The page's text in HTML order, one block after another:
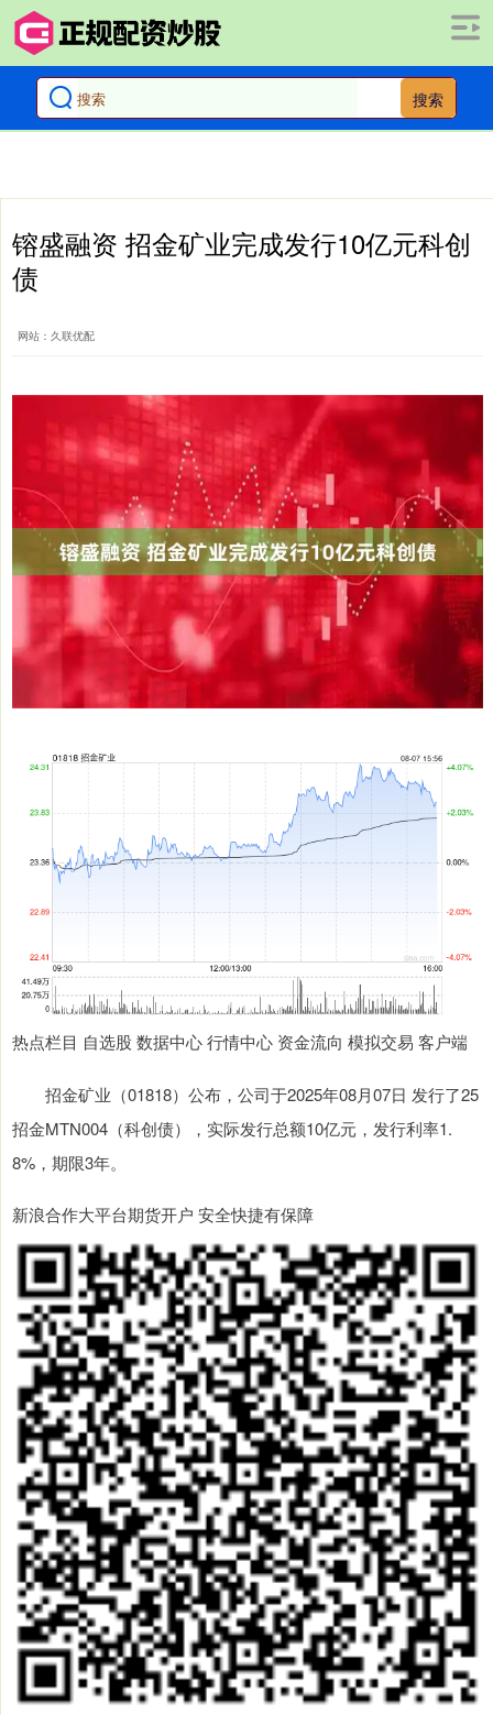
搜索
镕盛融资 招金矿业完成发行10亿元科创
债
网站：久联优配
热点栏目 自选股 数据中心 行情中心 资金流向 模拟交易 客户端
招金矿业（01818）公布，公司于2025年08月07日 发行了25
招金MTN004（科创债），实际发行总额10亿元，发行利率1.
8%，期限3年。
新浪合作大平台期货开户 安全快捷有保障